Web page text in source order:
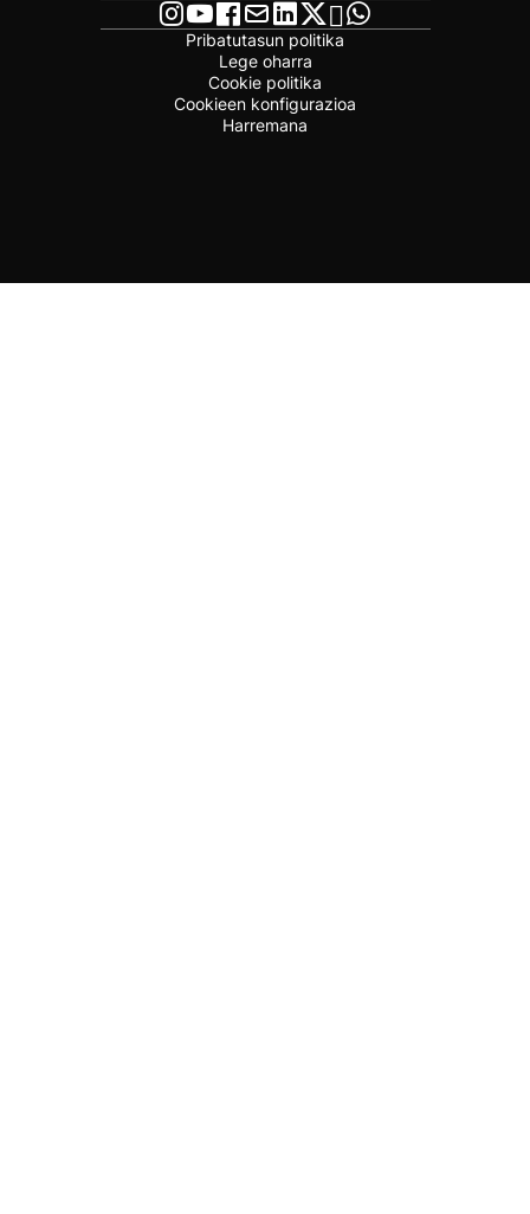
Pribatutasun politika
Lege oharra
Cookie politika
Cookieen konfigurazioa
Harremana